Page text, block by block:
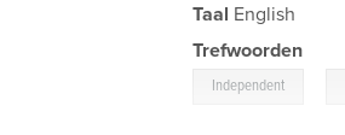
Taal English
Trefwoorden
Independent